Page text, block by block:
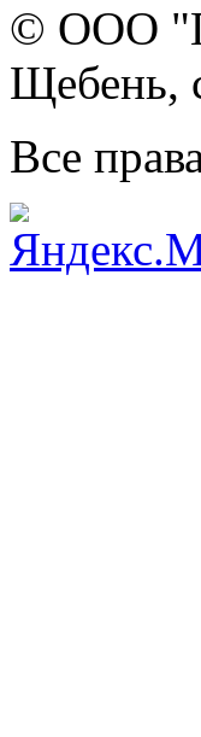
© ООО
Щебень,
Все